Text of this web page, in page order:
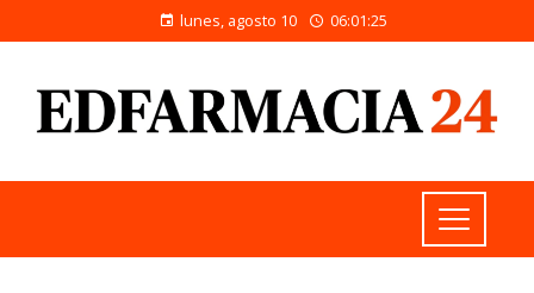
lunes, agosto 10 06:01:26